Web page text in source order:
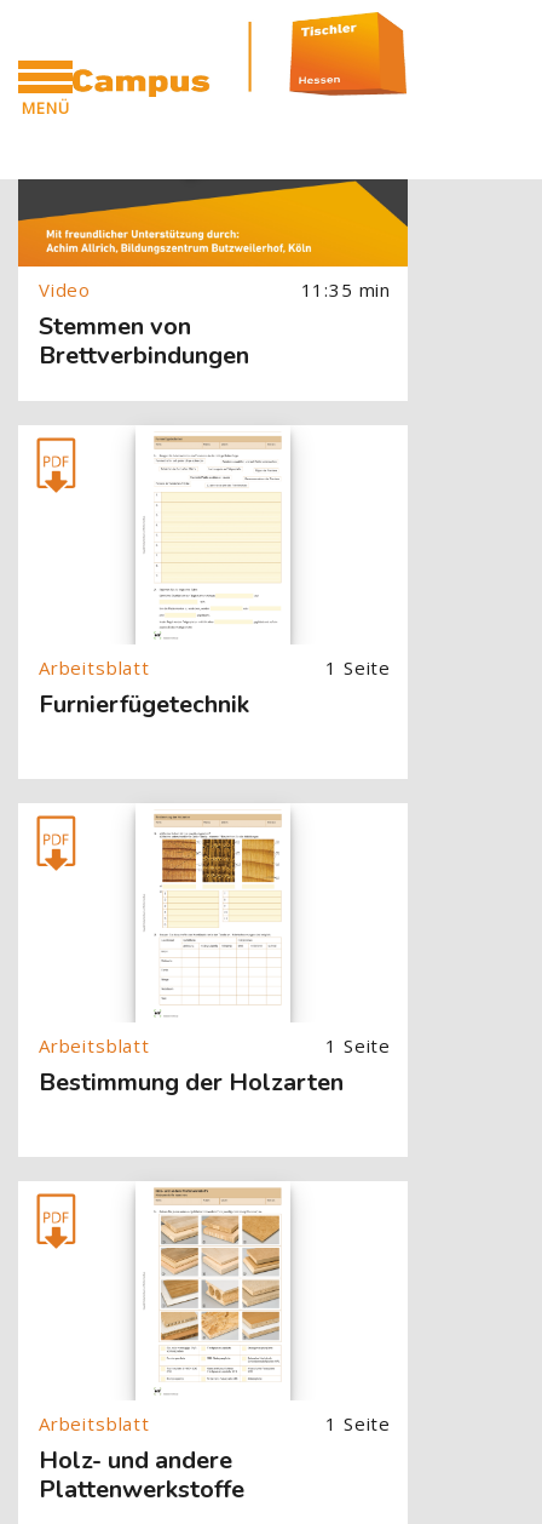
MENÜ
[Cocoon] Slider style 1: Video überspringen
Blöcke
[Cocoon] About (Text with Image) überspringen
11:35 min
Stemmen von
Brettverbindungen
[Cocoon] About (Text with Image) überspringen
1 Seite
Furnierfügetechnik
[Cocoon] About (Text with Image) überspringen
1 Seite
Bestimmung der Holzarten
[Cocoon] About (Text with Image) überspringen
1 Seite
Holz- und andere
Plattenwerkstoffe